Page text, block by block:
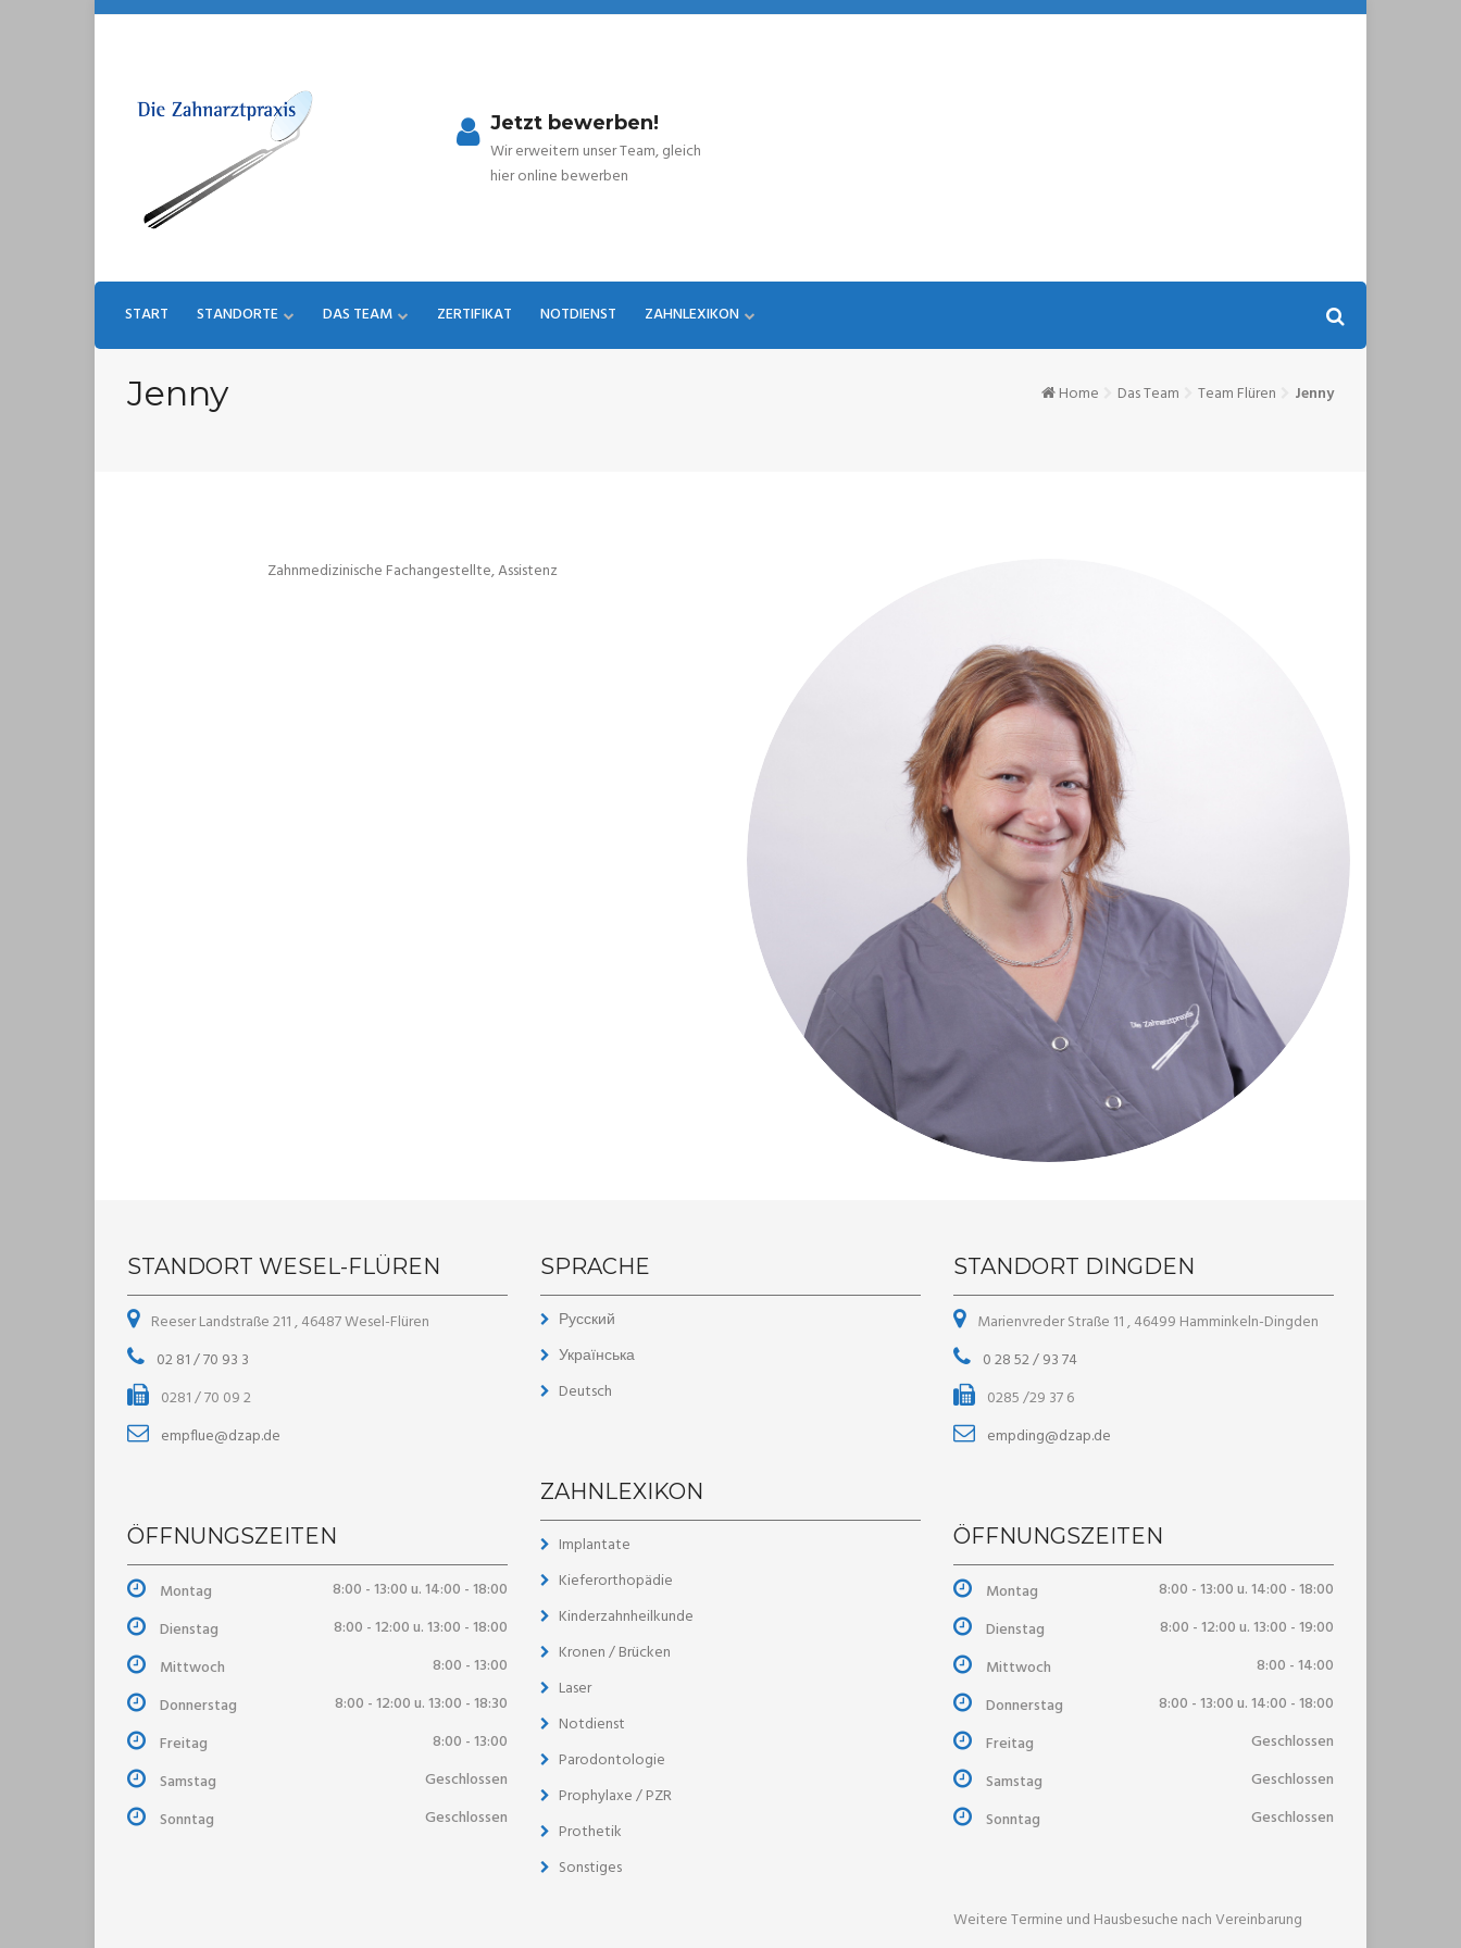
Skip
Jetzt bewerben!
Wir erweitern unser Team, gleich
hier online bewerben
START STANDORTE DAS TEAM ZERTIFIKAT NOTDIENST ZAHNLEXIKON
Jenny Home Das Team Team Flüren Jenny
Zahnmedizinische Fachangestellte, Assistenz
STANDORT WESEL-FLÜREN
Reeser Landstraße 211 , 46487 Wesel-Flüren
02 81 / 70 93 3
0281 / 70 09 2
empflue@dzap.de
ÖFFNUNGSZEITEN
Montag
8:00 - 13:00 u. 14:00 - 18:00
Dienstag
8:00 - 12:00 u. 13:00 - 18:00
Mittwoch
8:00 - 13:00
Donnerstag
8:00 - 12:00 u. 13:00 - 18:30
Freitag
8:00 - 13:00
Samstag
Geschlossen
Sonntag
Geschlossen
SPRACHE
Русский
Українська
Deutsch
ZAHNLEXIKON
Implantate
Kieferorthopädie
Kinderzahnheilkunde
Kronen / Brücken
Laser
Notdienst
Parodontologie
Prophylaxe / PZR
Prothetik
Sonstiges
STANDORT DINGDEN
Marienvreder Straße 11 , 46499 Hamminkeln-Dingden
0 28 52 / 93 74
0285 /29 37 6
empding@dzap.de
ÖFFNUNGSZEITEN
Montag
8:00 - 13:00 u. 14:00 - 18:00
Dienstag
8:00 - 12:00 u. 13:00 - 19:00
Mittwoch
8:00 - 14:00
Donnerstag
8:00 - 13:00 u. 14:00 - 18:00
Freitag
Geschlossen
Samstag
Geschlossen
Sonntag
Geschlossen
Weitere Termine und Hausbesuche nach Vereinbarung